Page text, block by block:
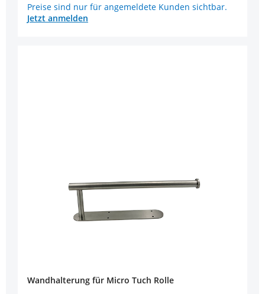
Preise sind nur für angemeldete Kunden sichtbar.
Jetzt anmelden
Wandhalterung für Micro Tuch Rolle